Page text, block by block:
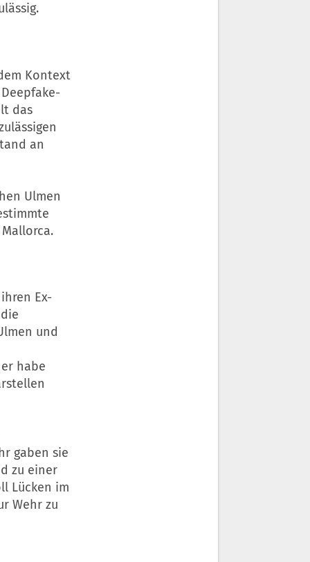
Kontext
das
an
Ulmen
Ex-
und
habe
gaben sie
zu einer
Lücken im
Wehr zu